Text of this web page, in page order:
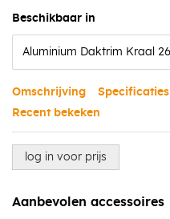
Beschikbaar in
Omschrijving Specificaties
Recent bekeken
log in voor prijs
Aanbevolen accessoires